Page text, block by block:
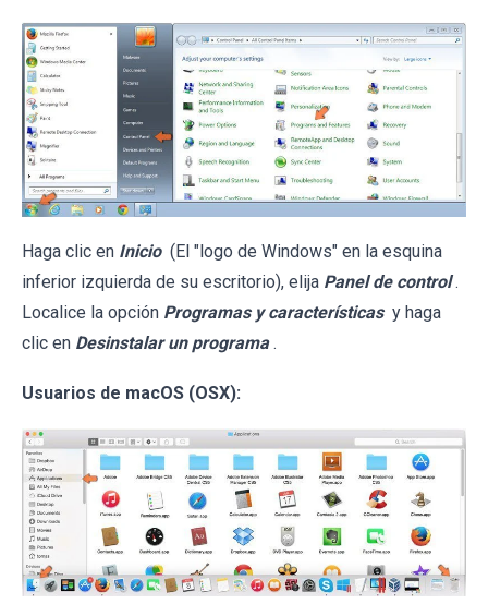
Haga clic en Inicio (El "logo de Windows" en la esquina
inferior izquierda de su escritorio), elija Panel de control .
Localice la opción Programas y características y haga
clic en Desinstalar un programa .
Usuarios de macOS (OSX):